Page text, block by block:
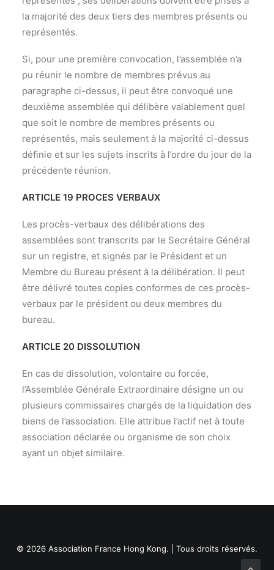
la majorité des deux tiers des membres présents ou
représentés.
Si, pour une première convocation, l’assemblée n’a
pu réunir le nombre de membres prévus au
paragraphe ci-dessus, il peut être convoqué une
deuxième assemblée qui délibère valablement quel
que soit le nombre de membres présents ou
représentés, mais seulement à la majorité ci-dessus
définie et sur les sujets inscrits à l’ordre du jour de la
précédente réunion.
ARTICLE 19 PROCES VERBAUX
Les procès-verbaux des délibérations des
assemblées sont transcrits par le Secrétaire Général
sur un registre, et signés par le Président et un
Membre du Bureau présent à la délibération. Il peut
être délivré toutes copies conformes de ces procès-
verbaux par le président ou deux membres du
bureau.
ARTICLE 20 DISSOLUTION
En cas de dissolution, volontaire ou forcée,
l’Assemblée Générale Extraordinaire désigne un ou
plusieurs commissaires chargés de la liquidation des
biens de l’association. Elle attribue l’actif net à toute
association déclarée ou organisme de son choix
ayant un objet similaire.
© 2026 Association France Hong Kong. | Tous droits réservés.